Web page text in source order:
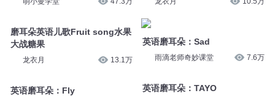
磨耳朵英语儿歌Fruit song水果
大战糖果
龙衣月 13.1万
英语磨耳朵：Fly
英语磨耳朵：Sad
雨滴老师奇妙课堂 7.6万
英语磨耳朵：TAYO